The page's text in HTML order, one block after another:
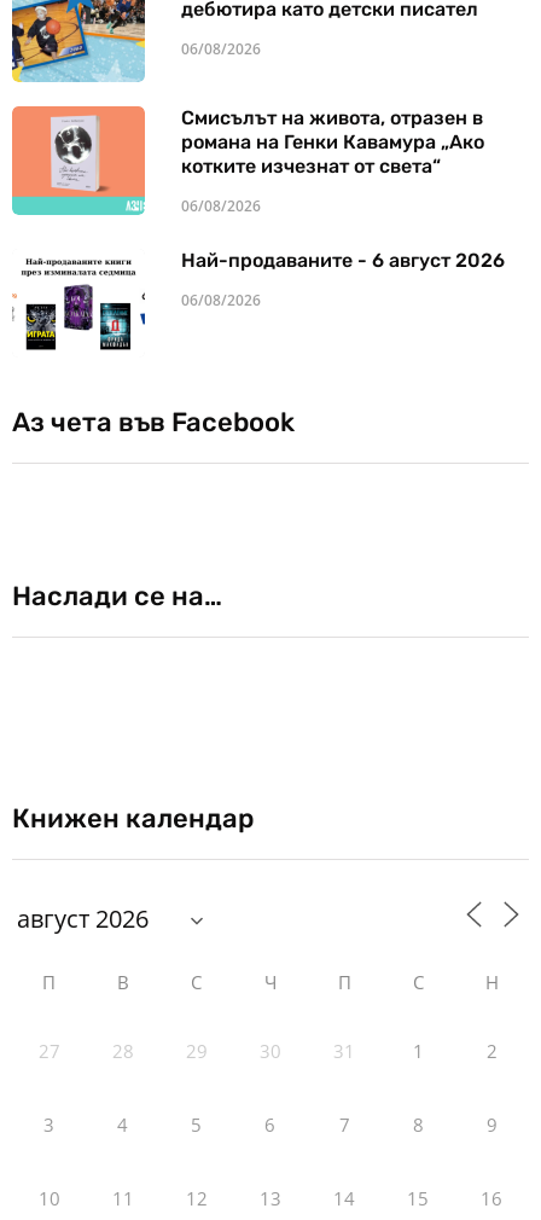
дебютира като детски писател
06/08/2026
Смисълът на живота, отразен в
романа на Генки Кавамура „Ако
котките изчезнат от света“
06/08/2026
Най-продаваните - 6 август 2026
06/08/2026
Аз чета във Facebook
Наслади се на…
Книжен календар
П В С Ч П С Н
27 28 29 30 31 1 2
3 4 5 6 7 8 9
10 11 12 13 14 15 16